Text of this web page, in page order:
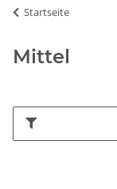
Startseite
Mittel